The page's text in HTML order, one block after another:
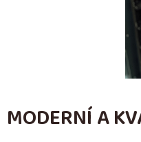
MODERNÍ A